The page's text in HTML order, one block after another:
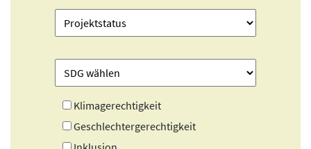
Klimagerechtigkeit
Geschlechtergerechtigkeit